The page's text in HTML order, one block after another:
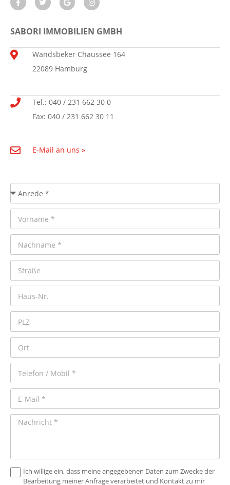
SABORI IMMOBILIEN GMBH
Wandsbeker Chaussee 164
22089 Hamburg
Tel.: 040 / 231 662 30 0
Fax: 040 / 231 662 30 11
E-Mail an uns »
Ich willige ein, dass meine angegebenen Daten zum Zwecke der
Bearbeitung meiner Anfrage verarbeitet und Kontakt zu mir